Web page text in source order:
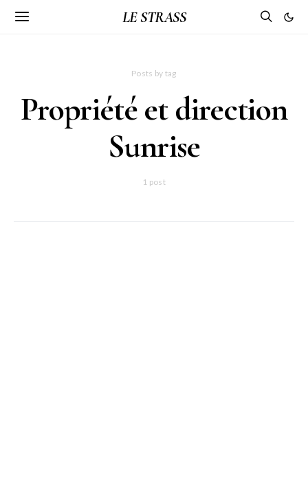
LE STRASS
Posts by tag
Propriété et direction
Sunrise
1 post